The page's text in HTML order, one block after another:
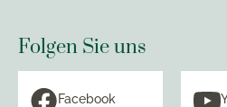
Folgen Sie uns
Facebook